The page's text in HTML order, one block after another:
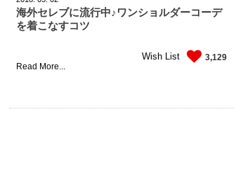
海外セレブに流行中♪ワンショルダーコーデ
を着こなすコツ
Read More...
3,129
Wish List